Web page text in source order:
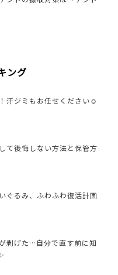
ング
汗ジミもお任せください☺
て後悔しない方法と保管方
ぐるみ、ふわふわ復活計画
剥げた…自分で直す前に知